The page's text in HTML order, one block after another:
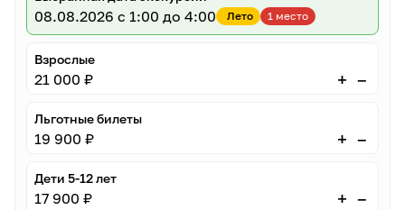
08.08.2026 с 1:00 до 4:00 Лето 1 место
Взрослые
21 000 ₽ + –
Льготные билеты
19 900 ₽ + –
Дети 5-12 лет
17 900 ₽ + –